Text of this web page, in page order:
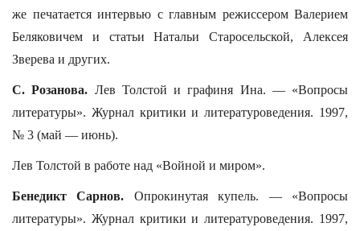
же печатается интервью с главным режиссером Валерием
Беляковичем и статьи Натальи Старосельской, Алексея
Зверева и других.
С. Розанова. Лев Толстой и графиня Ина. — «Вопросы
литературы». Журнал критики и литературоведения. 1997,
№ 3 (май — июнь).
Лев Толстой в работе над «Войной и миром».
Бенедикт Сарнов. Опрокинутая купель. — «Вопросы
литературы». Журнал критики и литературоведения. 1997,